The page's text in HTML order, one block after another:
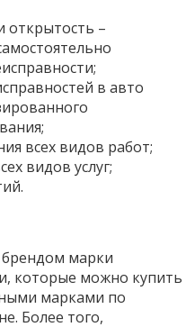
открытость –
в авто
всех видов работ;
видов услуг;
марки
которые можно купить
марками по
Более того,